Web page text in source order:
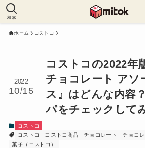
検索
ホーム コストコ
コストコの2022年
チョコレート アソ
ス』はどんな内容
パをチェックして
2022
10/15
コストコ
コストコ
コストコ商品 チョコレート
チョコ
菓子（コストコ）